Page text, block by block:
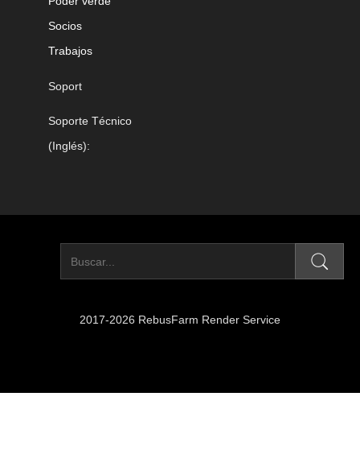
Socios
Trabajos
Soport
Soporte Técnico
(Inglés):
2017-2026 RebusFarm Render Service